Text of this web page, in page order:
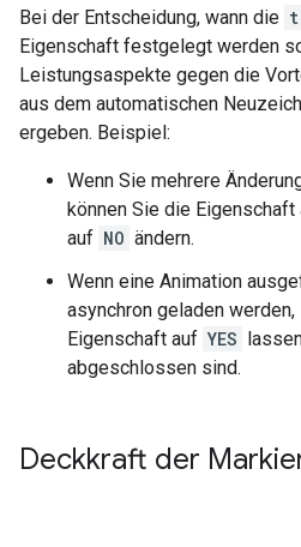
Bei der Entscheidung, wann die
Eigenschaft festgelegt werden
Leistungsaspekte gegen die
aus dem automatischen
ergeben. Beispiel:
Wenn Sie mehrere
können Sie die Eigenschaft
auf NO ändern.
Wenn eine Animation
asynchron geladen
Eigenschaft auf YES
abgeschlossen sind.
Deckkraft der